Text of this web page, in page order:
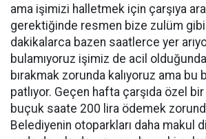
ama işimizi halletmek için çarşıya
gerektiğinde resmen bize zulüm gibi
dakikalarca bazen saatlerce yer
bulamıyoruz işimiz de acil
bırakmak zorunda kalıyoruz ama bu
patlıyor. Geçen hafta çarşıda özel
buçuk saate 200 lira ödemek
Belediyenin otoparkları daha makul